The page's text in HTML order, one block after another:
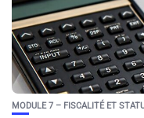
MODULE 7 – FISCALITÉ ET